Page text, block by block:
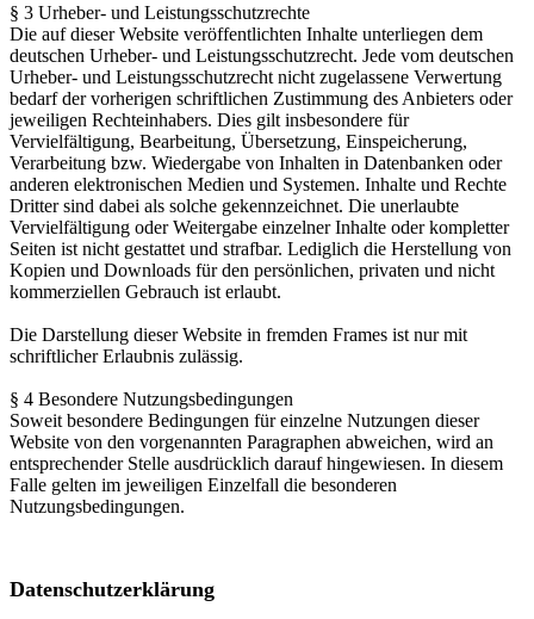
§ 3 Urheber- und Leistungsschutzrechte
Die auf dieser Website veröffentlichten Inhalte unterliegen dem
deutschen Urheber- und Leistungsschutzrecht. Jede vom deutschen
Urheber- und Leistungsschutzrecht nicht zugelassene Verwertung
bedarf der vorherigen schriftlichen Zustimmung des Anbieters oder
jeweiligen Rechteinhabers. Dies gilt insbesondere für
Vervielfältigung, Bearbeitung, Übersetzung, Einspeicherung,
Verarbeitung bzw. Wiedergabe von Inhalten in Datenbanken oder
anderen elektronischen Medien und Systemen. Inhalte und Rechte
Dritter sind dabei als solche gekennzeichnet. Die unerlaubte
Vervielfältigung oder Weitergabe einzelner Inhalte oder kompletter
Seiten ist nicht gestattet und strafbar. Lediglich die Herstellung von
Kopien und Downloads für den persönlichen, privaten und nicht
kommerziellen Gebrauch ist erlaubt.
Die Darstellung dieser Website in fremden Frames ist nur mit
schriftlicher Erlaubnis zulässig.
§ 4 Besondere Nutzungsbedingungen
Soweit besondere Bedingungen für einzelne Nutzungen dieser
Website von den vorgenannten Paragraphen abweichen, wird an
entsprechender Stelle ausdrücklich darauf hingewiesen. In diesem
Falle gelten im jeweiligen Einzelfall die besonderen
Nutzungsbedingungen.
Datenschutzerklärung